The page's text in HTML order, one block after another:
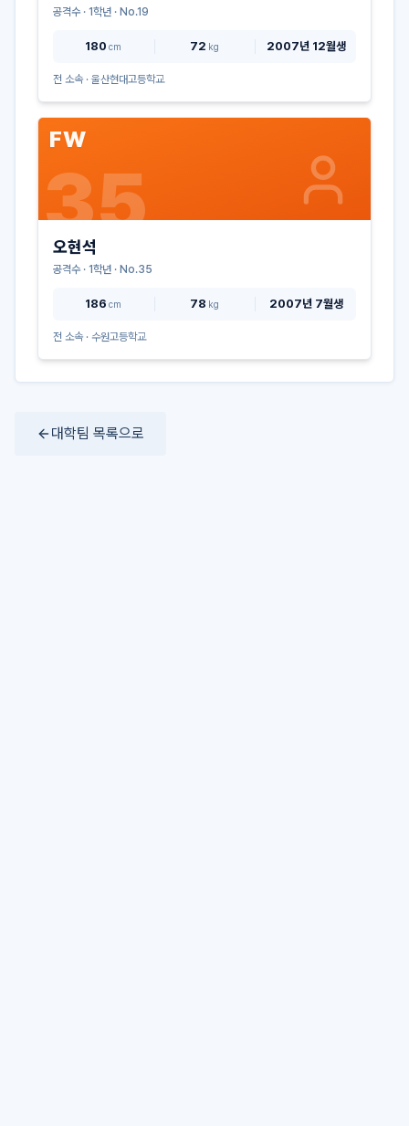
공격수· 1학년 · No.19
180 cm 72 kg 2007년 12월생
전 소속 · 울산현대고등학교
FW
35
오현석
공격수· 1학년 · No.35
186 cm 78 kg 2007년 7월생
전 소속 · 수원고등학교
대학팀 목록으로